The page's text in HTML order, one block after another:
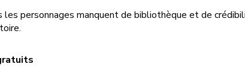
personnages manquent de bibliothèque et de